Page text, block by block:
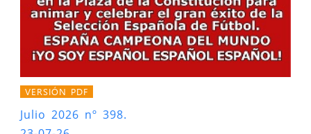
VERSIÓN PDF
Julio 2026 nº 398.